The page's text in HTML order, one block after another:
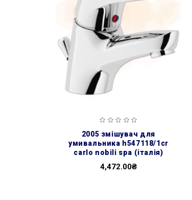
2005 змішувач для
умивальника h547118/1cr
carlo nobili spa (італія)
4,472.00₴